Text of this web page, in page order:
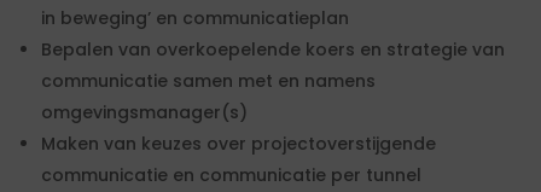
in beweging’ en communicatieplan
Bepalen van overkoepelende koers en strategie van
communicatie samen met en namens
omgevingsmanager(s)
Maken van keuzes over projectoverstijgende
communicatie en communicatie per tunnel